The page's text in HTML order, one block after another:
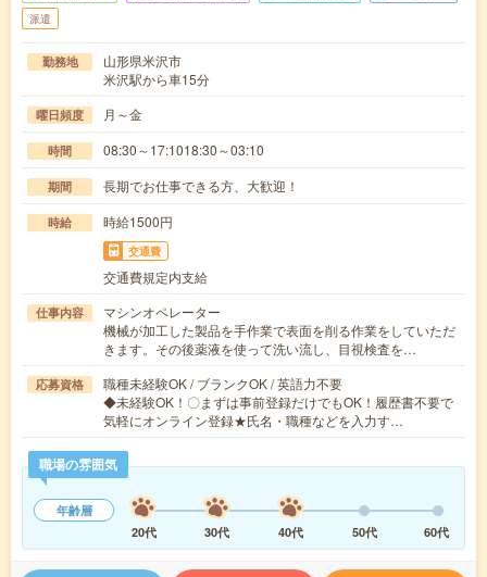
派遣
勤務地
山形県米沢市
米沢駅から車15分
曜日頻度 月～金
時間 08:30～17:1018:30～03:10
期間 長期でお仕事できる方、大歓迎！
時給 時給1500円
交通費
交通費規定内支給
仕事内容
マシンオペレーター
機械が加工した製品を手作業で表面を削る作業をしていただ
きます。その後薬液を使って洗い流し、目視検査を…
応募資格
職種未経験OK / ブランクOK / 英語力不要
◆未経験OK！〇まずは事前登録だけでもOK！履歴書不要で
気軽にオンライン登録★氏名・職種などを入力す…
職場の雰囲気
年齢層
20代
30代 40代 50代 60代